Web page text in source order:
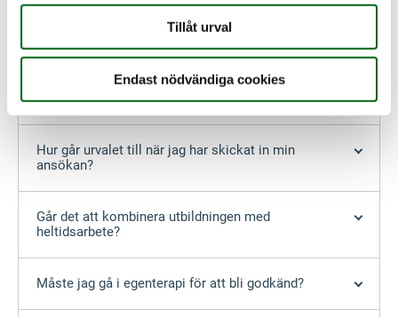
Tillåt urval
Endast nödvändiga cookies
När får jag besked om jag blivit antagen?
Vad kostar utbildningen och går det att dela upp
betalningen?
Hur går urvalet till när jag har skickat in min
ansökan?
Går det att kombinera utbildningen med
heltidsarbete?
Måste jag gå i egenterapi för att bli godkänd?